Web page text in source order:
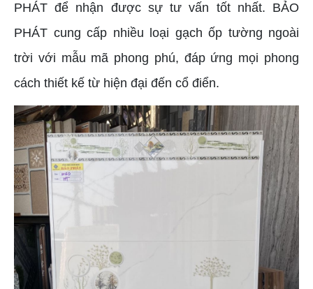
PHÁT để nhận được sự tư vấn tốt nhất. BẢO
PHÁT cung cấp nhiều loại gạch ốp tường ngoài
trời với mẫu mã phong phú, đáp ứng mọi phong
cách thiết kế từ hiện đại đến cổ điển.